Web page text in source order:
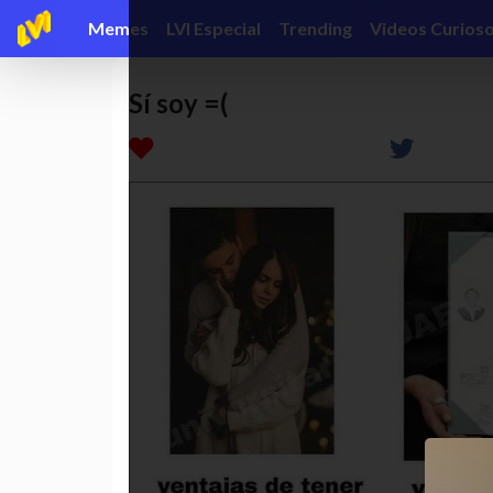
Memes LVI Especial Trending Videos
Sí soy =(